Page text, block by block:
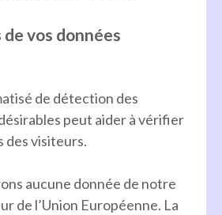
vos données
de détection des
peut aider à vérifier
des visiteurs.
aucune donnée de notre
de l’Union Européenne. La